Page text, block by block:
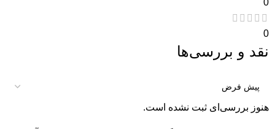
0
نقد و بررسی‌ها
هنوز بررسی‌ای ثبت نشده است.